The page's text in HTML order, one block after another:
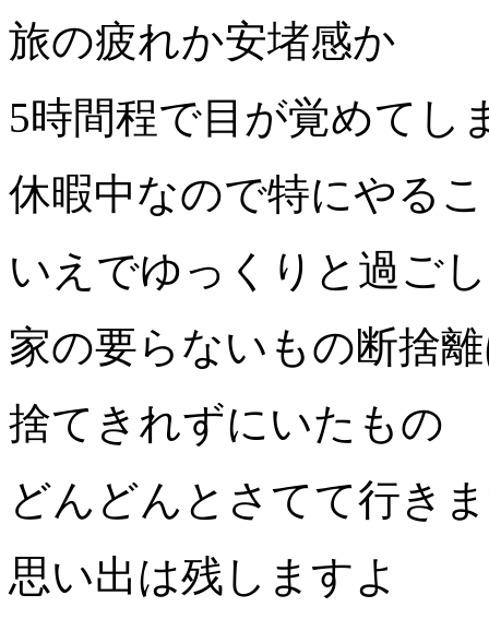
旅の疲れか安堵感か
5時間程で目が覚めてし
休暇中なので特にやる
いえでゆっくりと過ご
家の要らないもの断捨
捨てきれずにいたもの
どんどんとさてて行き
思い出は残しますよ